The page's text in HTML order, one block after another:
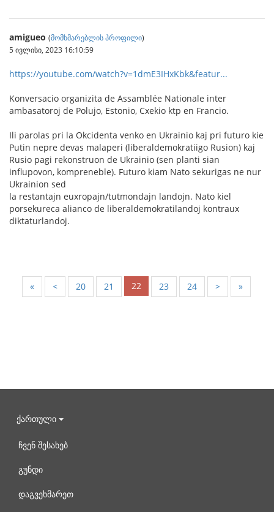
amigueo (მომხმარებლის პროფილი)
5 ივლისი, 2023 16:10:59
https://youtube.com/watch?v=1dmE3IHxKbk&featur...
Konversacio organizita de Assamblée Nationale inter
ambasatoroj de Polujo, Estonio, Cxekio ktp en Francio.
Ili parolas pri la Okcidenta venko en Ukrainio kaj pri futuro kie
Putin nepre devas malaperi (liberaldemokratiigo Rusion) kaj
Rusio pagi rekonstruon de Ukrainio (sen planti sian
influpovon, kompreneble). Futuro kiam Nato sekurigas ne nur
Ukrainion sed
la restantajn euxropajn/tutmondajn landojn. Nato kiel
porsekureca alianco de liberaldemokratilandoj kontraux
diktaturlandoj.
« < 20 21 22 23 24 > »
ქართული
ჩვენ შესახებ
გუნდი
დაგვეხმარეთ